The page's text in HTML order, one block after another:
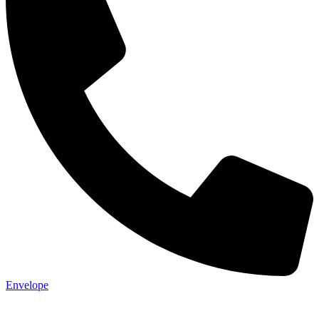
Envelope